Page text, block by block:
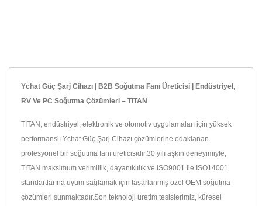
Ychat Güç Şarj Cihazı | B2B Soğutma Fanı Üreticisi | Endüstriyel,
RV Ve PC Soğutma Çözümleri – TITAN
TITAN, endüstriyel, elektronik ve otomotiv uygulamaları için yüksek
performanslı Ychat Güç Şarj Cihazı çözümlerine odaklanan
profesyonel bir soğutma fanı üreticisidir.30 yılı aşkın deneyimiyle,
TITAN maksimum verimlilik, dayanıklılık ve ISO9001 ile ISO14001
standartlarına uyum sağlamak için tasarlanmış özel OEM soğutma
çözümleri sunmaktadır.Son teknoloji üretim tesislerimiz, küresel